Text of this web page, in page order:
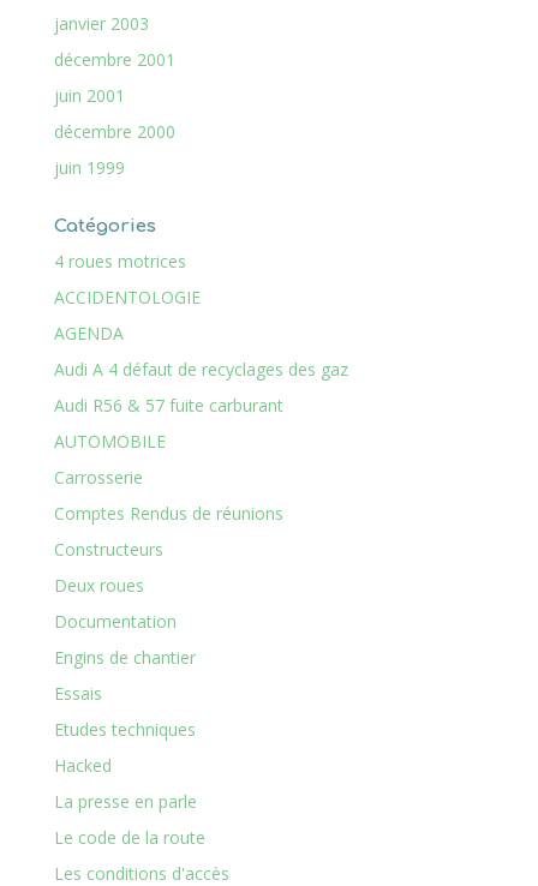
janvier 2003
décembre 2001
juin 2001
décembre 2000
juin 1999
Catégories
4 roues motrices
ACCIDENTOLOGIE
AGENDA
Audi A 4 défaut de recyclages des gaz
Audi R56 & 57 fuite carburant
AUTOMOBILE
Carrosserie
Comptes Rendus de réunions
Constructeurs
Deux roues
Documentation
Engins de chantier
Essais
Etudes techniques
Hacked
La presse en parle
Le code de la route
Les conditions d'accès